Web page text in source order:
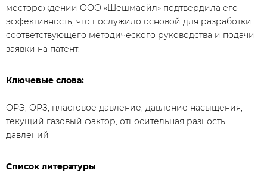
месторождении ООО «Шешмаойл» подтвердила его
эффективность, что послужило основой для разработки
соответствующего методического руководства и подачи
заявки на патент.
Ключевые слова:
ОРЭ, ОРЗ, пластовое давление, давление насыщения,
текущий газовый фактор, относительная разность
давлений
Список литературы